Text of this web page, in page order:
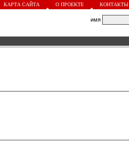
КАРТА САЙТА О ПРОЕКТЕ КОНТАКТЫ
имя